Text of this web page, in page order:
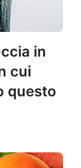
in
cui
questo